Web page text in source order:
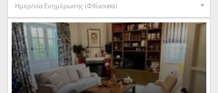
Διαφόρων Ακινήτων
Γραφεία
Καριέρα
Επικοινωνία
Ημερ/νία Ενημέρωσης (Φθίνουσα)